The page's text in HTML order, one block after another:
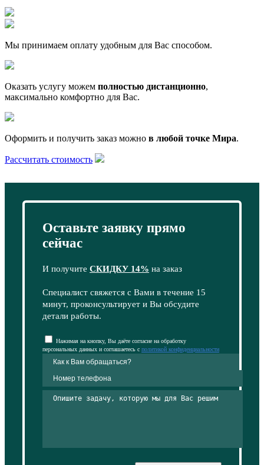
Мы принимаем оплату удобным для Вас способом.
Оказать услугу можем полностью дистанционно,
максимально комфортно для Вас.
Оформить и получить заказ можно в любой точке Мира.
Рассчитать стоимость
Оставьте заявку прямо
сейчас
И получите СКИДКУ 14% на заказ
Специалист свяжется с Вами в течение 15
минут, проконсультирует и Вы обсудите
детали работы.
Нажимая на кнопку, Вы даёте согласие на обработку
персональных данных и соглашаетесь с политикой конфиденциальности